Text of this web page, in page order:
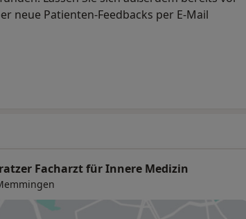
neue Patienten-Feedbacks per E-Mail
Facharzt für Innere Medizin